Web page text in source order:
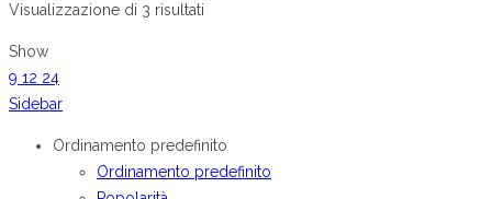
Visualizzazione di 3 risultati
Show
9 12 24
Sidebar
Ordinamento predefinito
Ordinamento predefinito